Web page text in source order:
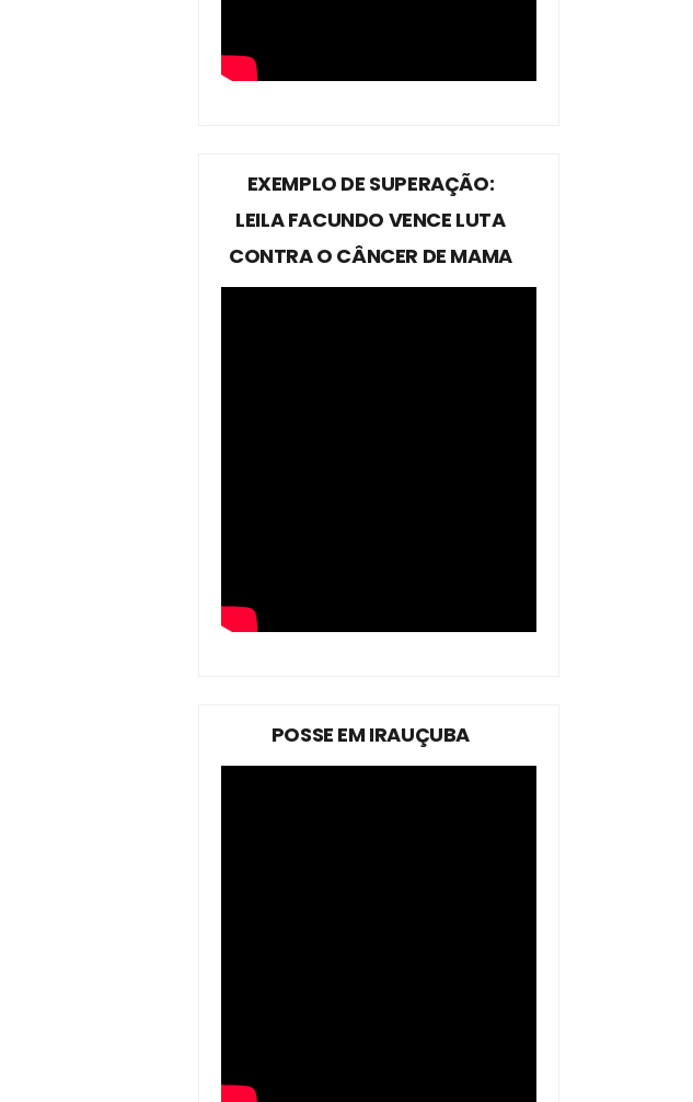
EXEMPLO DE SUPERAÇÃO:
LEILA FACUNDO VENCE LUTA
CONTRA O CÂNCER DE MAMA
POSSE EM IRAUÇUBA